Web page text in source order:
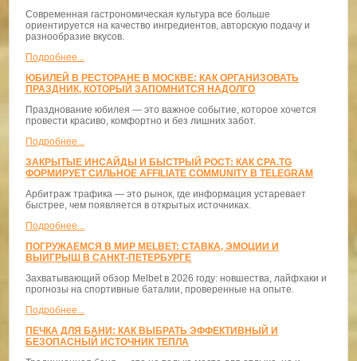
Современная гастрономическая культура все больше
ориентируется на качество ингредиентов, авторскую подачу и
разнообразие вкусов.
Подробнее...
ЮБИЛЕЙ В РЕСТОРАНЕ В МОСКВЕ: КАК ОРГАНИЗОВАТЬ
ПРАЗДНИК, КОТОРЫЙ ЗАПОМНИТСЯ НАДОЛГО
Празднование юбилея — это важное событие, которое хочется
провести красиво, комфортно и без лишних забот.
Подробнее...
ЗАКРЫТЫЕ ИНСАЙДЫ И БЫСТРЫЙ РОСТ: КАК CPA.TG
ФОРМИРУЕТ СИЛЬНОЕ AFFILIATE COMMUNITY В TELEGRAM
Арбитраж трафика — это рынок, где информация устаревает
быстрее, чем появляется в открытых источниках.
Подробнее...
ПОГРУЖАЕМСЯ В МИР MELBET: СТАВКА, ЭМОЦИИ И
ВЫИГРЫШ В САНКТ-ПЕТЕРБУРГЕ
Захватывающий обзор Melbet в 2026 году: новшества, лайфхаки и
прогнозы на спортивные баталии, проверенные на опыте.
Подробнее...
ПЕЧКА ДЛЯ БАНИ: КАК ВЫБРАТЬ ЭФФЕКТИВНЫЙ И
БЕЗОПАСНЫЙ ИСТОЧНИК ТЕПЛА